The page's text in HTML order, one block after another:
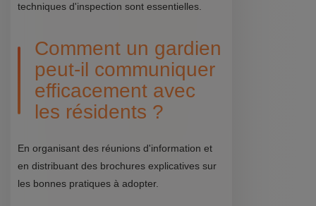
techniques d'inspection sont essentielles.
Comment un gardien
peut-il communiquer
efficacement avec
les résidents ?
En organisant des réunions d'information et
en distribuant des brochures explicatives sur
les bonnes pratiques à adopter.